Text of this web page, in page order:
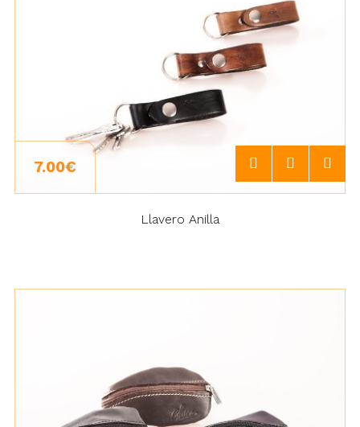
7.00€
Llavero Anilla